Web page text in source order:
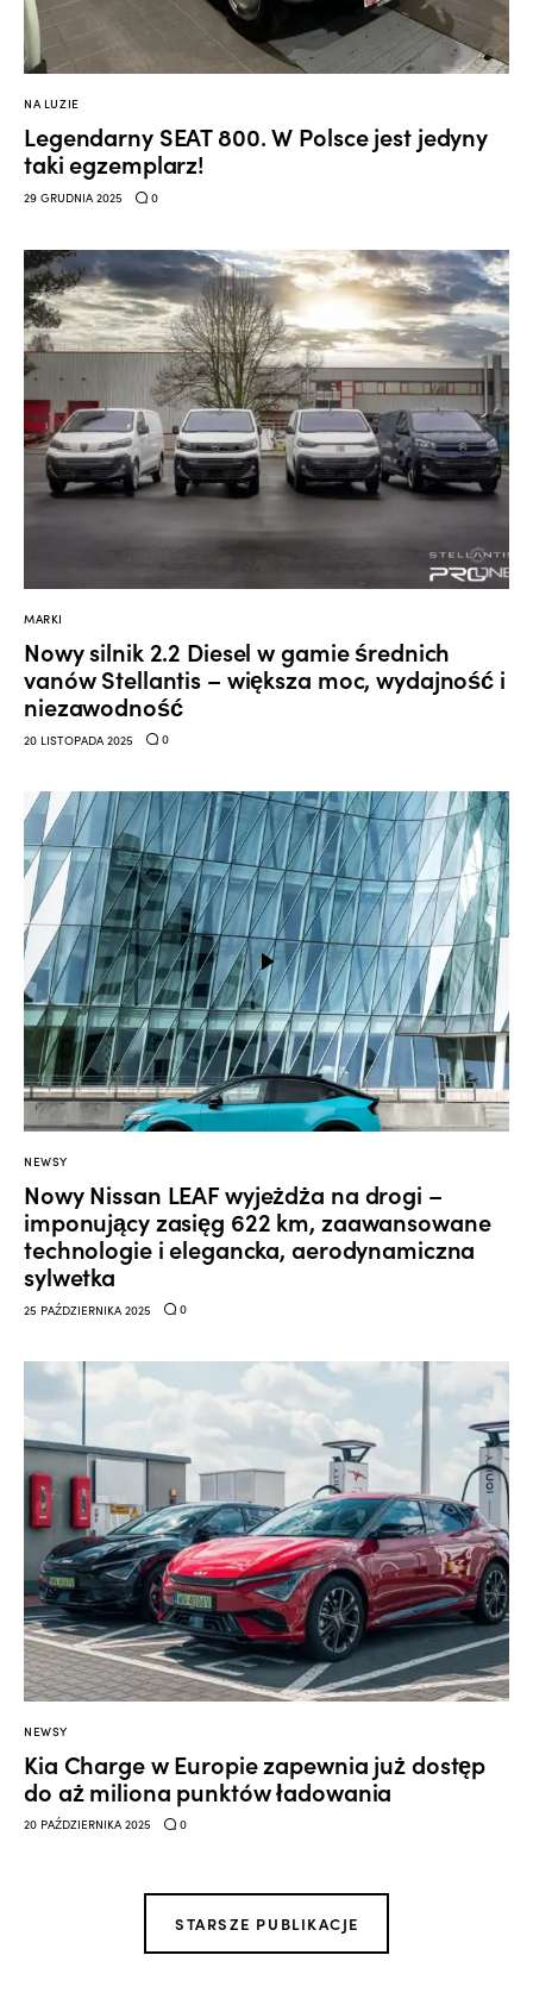
NA LUZIE
Legendarny SEAT 800. W Polsce jest jedyny
taki egzemplarz!
29 GRUDNIA 2025 0
MARKI
Nowy silnik 2.2 Diesel w gamie średnich
vanów Stellantis – większa moc, wydajność i
niezawodność
20 LISTOPADA 2025 0
NEWSY
Nowy Nissan LEAF wyjeżdża na drogi –
imponujący zasięg 622 km, zaawansowane
technologie i elegancka, aerodynamiczna
sylwetka
25 PAŹDZIERNIKA 2025 0
NEWSY
Kia Charge w Europie zapewnia już dostęp
do aż miliona punktów ładowania
20 PAŹDZIERNIKA 2025 0
STARSZE PUBLIKACJE